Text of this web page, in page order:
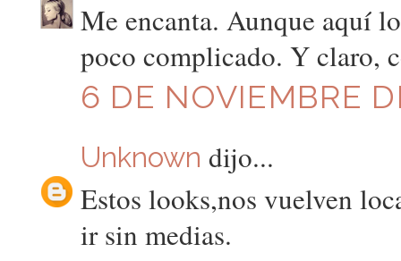
Me encanta. Aunque aquí
poco complicado. Y claro,
6 DE NOVIEMBRE
Unknown dijo...
Estos looks,nos vuelven
ir sin medias.